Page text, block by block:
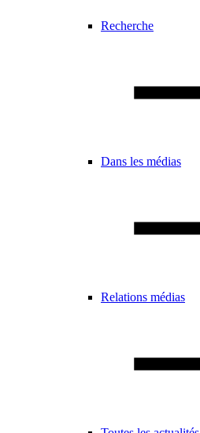
Recherche
Dans les médias
Relations médias